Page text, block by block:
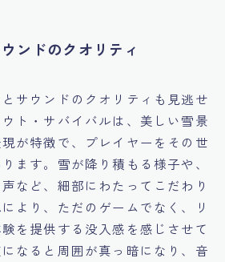
ンドのクオリティ
サウンドのクオリティも見逃せ
ト・サバイバルは、美しい雪景
が特徴で、プレイヤーをその世
ます。雪が降り積もる様子や、
など、細部にわたってこだわり
より、ただのゲームでなく、リ
を提供する没入感を感じさせて
なると周囲が真っ暗になり、音